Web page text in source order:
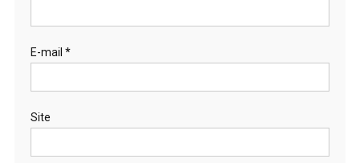
E-mail *
Site